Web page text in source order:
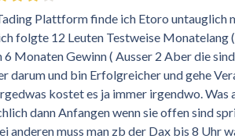
Plattform finde ich Etoro untauglich
folgte 12 Leuten Testweise
6 Monaten Gewinn ( Ausser 2 Aber die
darum und bin Erfolgreicher und gehe
kostet es ja immer irgendwo.
dann Anfangen wenn sie offen sind
anderen muss man zb der Dax bis 8